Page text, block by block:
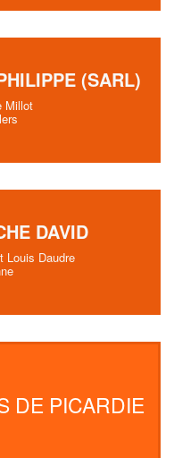
(SARL)
Millot
DAVID
Louis Daudre
DE PICARDIE